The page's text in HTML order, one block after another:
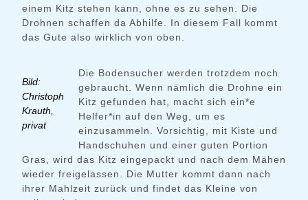
einem Kitz stehen kann, ohne es zu sehen. Die
Drohnen schaffen da Abhilfe. In diesem Fall kommt
das Gute also wirklich von oben.
Bild:
Christoph
Krauth,
privat
Die Bodensucher werden trotzdem noch
gebraucht. Wenn nämlich die Drohne ein
Kitz gefunden hat, macht sich ein*e
Helfer*in auf den Weg, um es
einzusammeln. Vorsichtig, mit Kiste und
Handschuhen und einer guten Portion
Gras, wird das Kitz eingepackt und nach dem Mähen
wieder freigelassen. Die Mutter kommt dann nach
ihrer Mahlzeit zurück und findet das Kleine von